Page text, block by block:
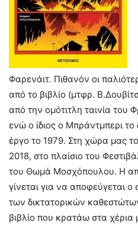
Φαρενάιτ. Πιθανόν οι
από το βιβλίο (μτφρ.
από την ομότιτλη ταινία του
ενώ ο ίδιος ο Μπράντμπερι το
έργο το 1979. Στη χώρα μας
2018, στο πλαίσιο του
του Θωμά Μοσχόπουλου. Η
γίνεται για να αποφεύγεται
των δικτατορικών
βιβλίο που κρατάω στα χέρια